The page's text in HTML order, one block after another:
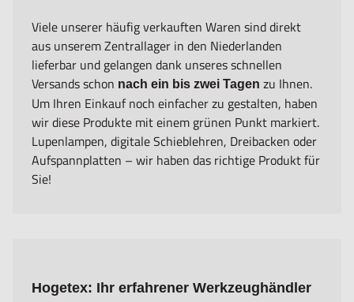
Viele unserer häufig verkauften Waren sind direkt
aus unserem Zentrallager in den Niederlanden
lieferbar und gelangen dank unseres schnellen
Versands schon nach ein bis zwei Tagen zu Ihnen.
Um Ihren Einkauf noch einfacher zu gestalten, haben
wir diese Produkte mit einem grünen Punkt markiert.
Lupenlampen, digitale Schieblehren, Dreibacken oder
Aufspannplatten – wir haben das richtige Produkt für
Sie!
Hogetex: Ihr erfahrener Werkzeughändler